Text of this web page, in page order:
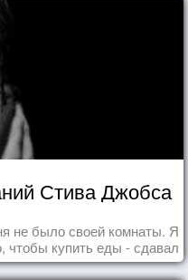
Стива Джобса
не было своей комнаты. Я
чтобы купить еды - сдавал
колы"